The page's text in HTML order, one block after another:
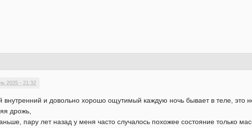
2025 - 21:32
внутренний и довольно хорошо ощутимый каждую ночь бывает в теле, это
дрожь,
пару лет назад у меня часто случалось похожее состояние только